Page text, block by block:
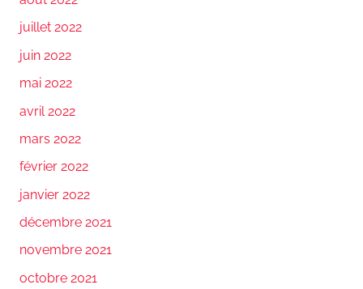
juillet 2022
juin 2022
mai 2022
avril 2022
mars 2022
février 2022
janvier 2022
décembre 2021
novembre 2021
octobre 2021